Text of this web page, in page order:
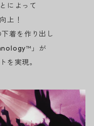
によって
上！
着を作り出し
」が
を実現。